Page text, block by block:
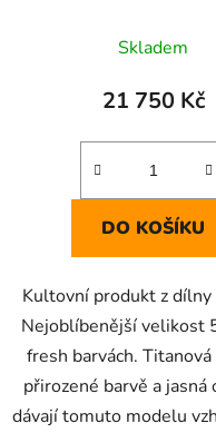
Skladem
21 750 Kč
DO KOŠÍKU
Kultovní produkt z dílny
Nejoblíbenější velikost
fresh barvách.
přirozené barvě a jasná
dávají tomuto modelu